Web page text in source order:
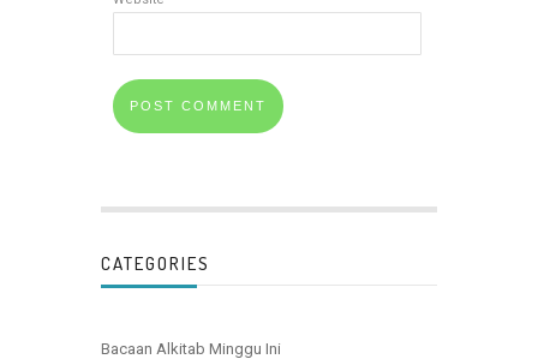
CATEGORIES
Bacaan Alkitab Minggu Ini